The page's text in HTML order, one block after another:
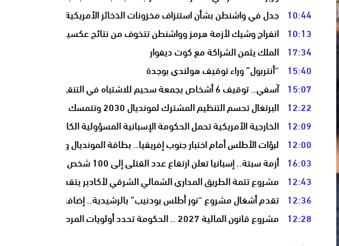
10:44 جدل في واشنطن بشأن استنزاف مخزونات الذخائر الأمريكية
10:13 انفراج وشيك لأزمة هرمز وواشنطن تتخوف من نتائج عكسية للتصعيد
17:34 الملك يثمن الشراكة مع كوت ديفوار
15:40 “أنتربول” وراء توقيف هولندي بوجدة
15:07 آسفي.. توقيف 6 أشخاص بجمعة سحيم للاشتباه في التنقيب عن الكنوز .
12:22 البرتغال تحسم التنظيم المشترك لمونديال 2030 وتتمسك بالشراكة مع المغرب وإسبانيا
12:09 الخارجية الأمريكية تحمل الحكومة الإسبانية المسؤولية الكاملة عن أزمة سبتة
12:00 لبؤات الأطلس أمام اختبار جنوب إفريقيا.. بطاقة المونديال ونصف النهائي
16:03 أزمة سبتة.. إسبانيا تعلن ارتفاع عدد القتلى إلى 100 شخص
12:43 مشروع تتمة الطريق المداري الشمالي الشرقي لأكادير يتقدم نحو مرحلة
12:36 تقدم أشغال مشروع “نور أطلس بودنيب” بالرشيدية.. إضافة 33 ميغاوات إلى الشبكة الوطنية
12:28 مشروع قانون المالية 2027 .. الحكومة تحدد أولويات المرحلة المقبلة